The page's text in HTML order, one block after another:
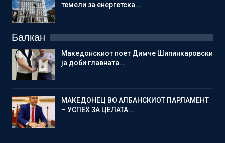
темели за енергетска…
Балкан
Македонскиот поет Димче Шипинкаровски
ја доби главната…
МАКЕДОНЕЦ ВО АЛБАНСКИОТ ПАРЛАМЕНТ
– УСПЕХ ЗА ЦЕЛАТА…